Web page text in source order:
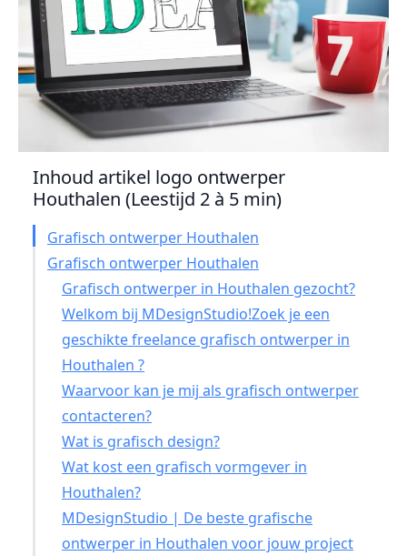
Inhoud artikel logo ontwerper
Houthalen (Leestijd 2 à 5 min)
Grafisch ontwerper Houthalen
Grafisch ontwerper Houthalen
Grafisch ontwerper in Houthalen gezocht?
Welkom bij MDesignStudio!Zoek je een
geschikte freelance grafisch ontwerper in
Houthalen ?
Waarvoor kan je mij als grafisch ontwerper
contacteren?
Wat is grafisch design?
Wat kost een grafisch vormgever in
Houthalen?
MDesignStudio | De beste grafische
ontwerper in Houthalen voor jouw project